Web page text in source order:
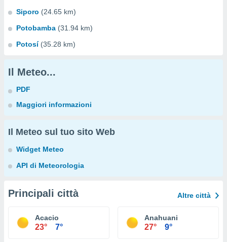
Siporo (24.65 km)
Potobamba (31.94 km)
Potosí (35.28 km)
Il Meteo...
PDF
Maggiori informazioni
Il Meteo sul tuo sito Web
Widget Meteo
API di Meteorologia
Principali città Altre città
Acacio
23° 7°
Anahuani
27° 9°